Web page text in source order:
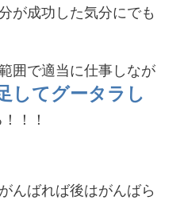
が成功した気分にでも
囲で適当に仕事しなが
してグータラ し
！！
んばれば後はがんばら